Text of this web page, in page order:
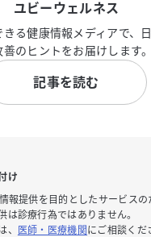
ユビーウェルネス
る健康情報メディアで、
のヒントをお届けします。
記事を読む
け
報提供を目的としたサービス
は診療行為ではありません。
、
医師・医療機関 にご相談くだ